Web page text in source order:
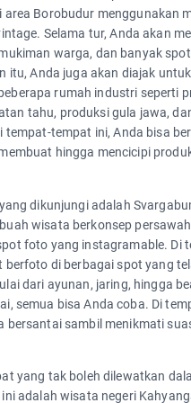
area Borobudur menggunakan
Selama tur, Anda akan
warga, dan banyak
itu, Anda juga akan diajak untuk
rumah industri seperti
tahu, produksi gula jawa,
tempat-tempat ini, Anda bisa
hingga mencicipi
dikunjungi adalah
wisata berkonsep
foto yang instagramable. Di
berfoto di berbagai spot yang
dari ayunan, jaring, hingga
semua bisa Anda coba. Di
bersantai sambil menikmati
yang tak boleh dilewatkan
adalah wisata negeri